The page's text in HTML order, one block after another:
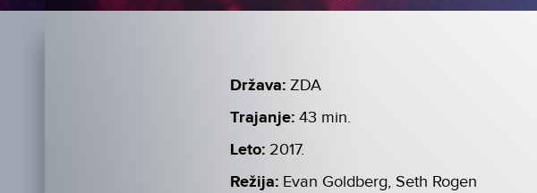
Država: ZDA
Trajanje: 43 min.
Leto: 2017.
Režija: Evan Goldberg, Seth Rogen